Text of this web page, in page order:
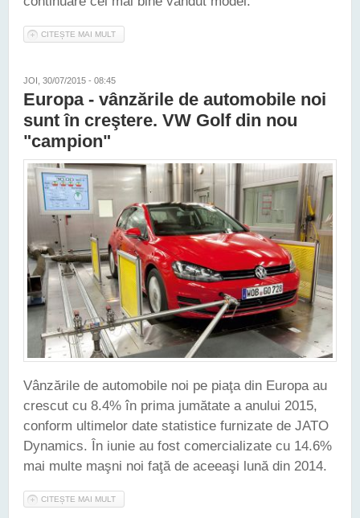
CITEȘTE MAI MULT
JOI, 30/07/2015 - 08:45
Europa - vânzările de automobile noi
sunt în creştere. VW Golf din nou
"campion"
Vânzările de automobile noi pe piaţa din Europa au
crescut cu 8.4% în prima jumătate a anului 2015,
conform ultimelor date statistice furnizate de JATO
Dynamics. În iunie au fost comercializate cu 14.6%
mai multe maşni noi faţă de aceeaşi lună din 2014.
CITEȘTE MAI MULT